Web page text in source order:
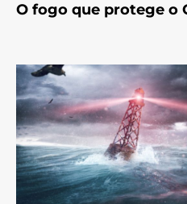
O fogo que protege o